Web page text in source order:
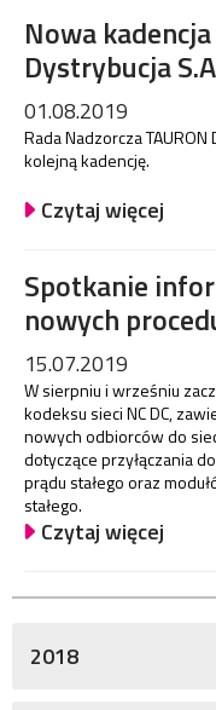
Nowa
Dystrybucja
01.08.2019
Rada Nadzorcza
kolejną kadencję.
Czytaj więcej
Spotkanie
nowych
15.07.2019
W sierpniu i wrześniu
kodeksu sieci NC DC,
nowych odbiorców do
dotyczące przyłączania
prądu stałego oraz
stałego.
Czytaj więcej
2018